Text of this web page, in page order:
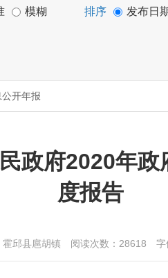
模糊 排序 发布日
开年报
政府2020年
度报告
邱县扈胡镇 阅读次数： 28618 字